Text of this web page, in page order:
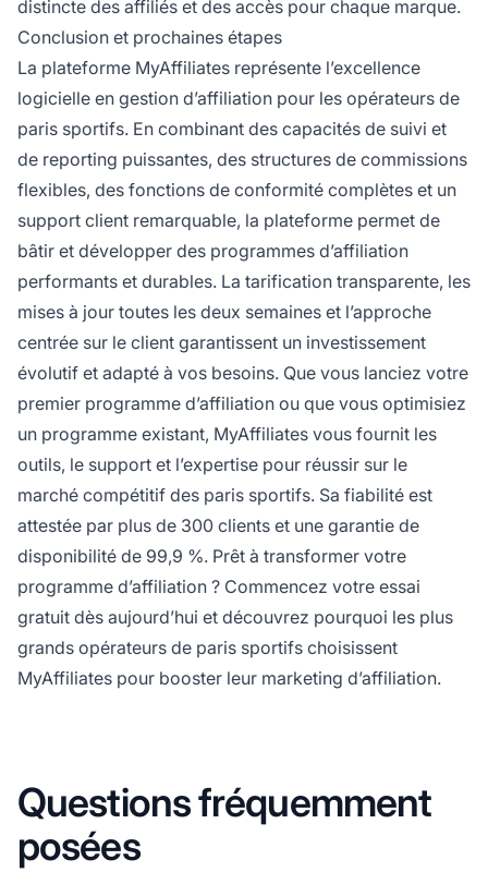
distincte des affiliés et des accès pour chaque marque.
Conclusion et prochaines étapes
La plateforme MyAffiliates représente l’excellence
logicielle en gestion d’affiliation pour les opérateurs de
paris sportifs. En combinant des capacités de suivi et
de reporting puissantes, des structures de commissions
flexibles, des fonctions de conformité complètes et un
support client remarquable, la plateforme permet de
bâtir et développer des programmes d’affiliation
performants et durables. La tarification transparente, les
mises à jour toutes les deux semaines et l’approche
centrée sur le client garantissent un investissement
évolutif et adapté à vos besoins. Que vous lanciez votre
premier programme d’affiliation ou que vous optimisiez
un programme existant, MyAffiliates vous fournit les
outils, le support et l’expertise pour réussir sur le
marché compétitif des paris sportifs. Sa fiabilité est
attestée par plus de 300 clients et une garantie de
disponibilité de 99,9 %. Prêt à transformer votre
programme d’affiliation ? Commencez votre essai
gratuit dès aujourd’hui et découvrez pourquoi les plus
grands opérateurs de paris sportifs choisissent
MyAffiliates pour booster leur marketing d’affiliation.
Questions fréquemment
posées